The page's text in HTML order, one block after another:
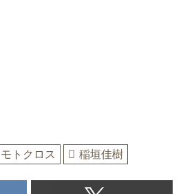
モトクロス 稲垣佳樹